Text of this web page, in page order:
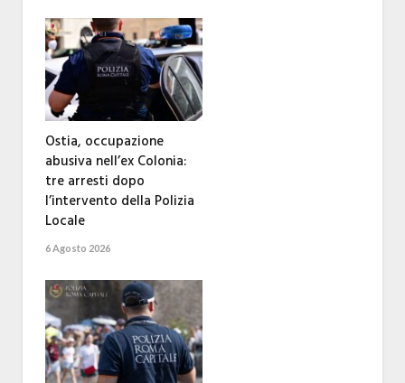
Ostia, occupazione
abusiva nell’ex Colonia:
tre arresti dopo
l’intervento della Polizia
Locale
6 Agosto 2026